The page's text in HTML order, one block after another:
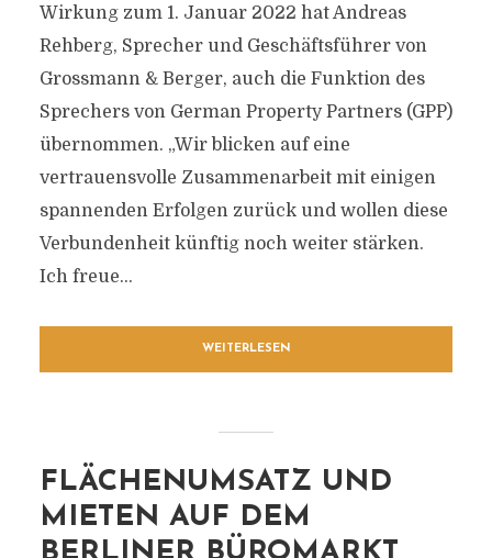
Wirkung zum 1. Januar 2022 hat Andreas
Rehberg, Sprecher und Geschäftsführer von
Grossmann & Berger, auch die Funktion des
Sprechers von German Property Partners (GPP)
übernommen. „Wir blicken auf eine
vertrauensvolle Zusammenarbeit mit einigen
spannenden Erfolgen zurück und wollen diese
Verbundenheit künftig noch weiter stärken.
Ich freue...
WEITERLESEN
FLÄCHENUMSATZ UND
MIETEN AUF DEM